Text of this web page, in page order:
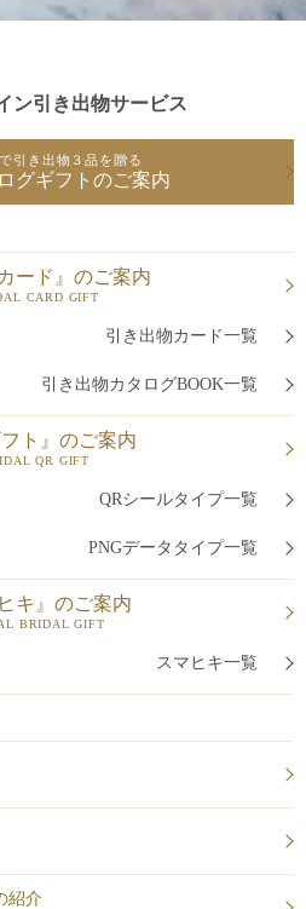
ン引き出物サービス
引き出物３品を贈る
グギフトのご案内
ード』のご案内
CARD GIFT
引き出物カード一覧
引き出物カタログBOOK一覧
フト』のご案内
QR GIFT
QRシールタイプ一覧
PNGデータタイプ一覧
キ』のご案内
BRIDAL GIFT
スマヒキ一覧
紹介